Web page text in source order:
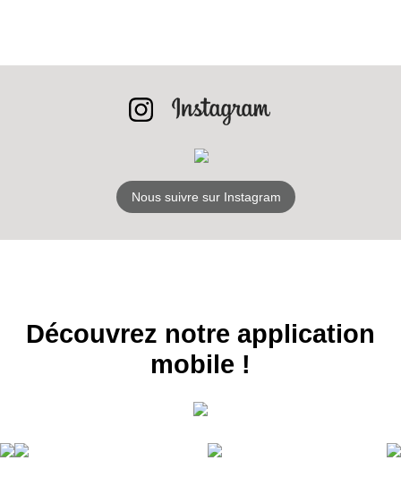
Nous suivre sur Instagram
Découvrez notre application
mobile !